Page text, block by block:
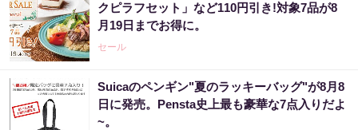
クピラフセット」など110円引き!対象7品が8
月19日までお得に。
セール
Suicaのペンギン"夏のラッキーバッグ"が8月8
日に発売。Pensta史上最も豪華な7点入りだよ
~。